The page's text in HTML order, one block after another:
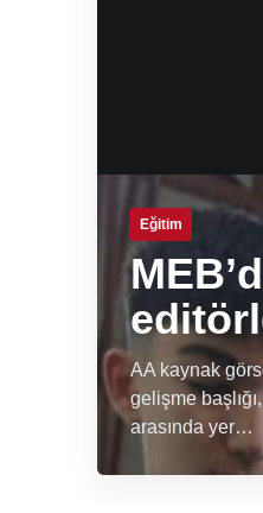
Eğitim
AA kaynak
gelişme
arasında yer…